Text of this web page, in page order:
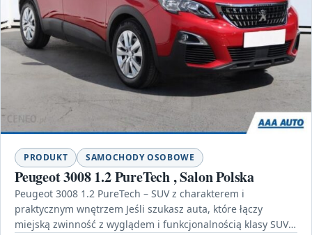
PRODUKT SAMOCHODY OSOBOWE
Peugeot 3008 1.2 PureTech , Salon Polska
Peugeot 3008 1.2 PureTech – SUV z charakterem i
praktycznym wnętrzem Jeśli szukasz auta, które łączy
miejską zwinność z wyglądem i funkcjonalnością klasy SUV,